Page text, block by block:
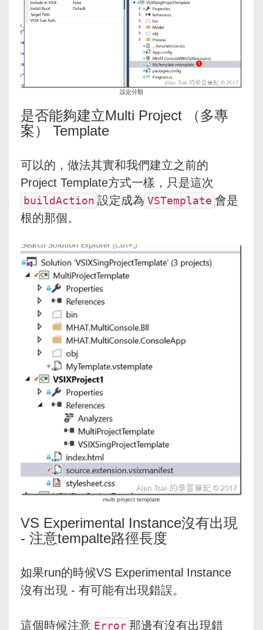
設定分類
是否能夠建立Multi Project （多專
案） Template
可以的，做法其實和我們建立之前的
Project Template方式一樣，只是這次
buildAction 設定成為 VSTemplate 會是
根的那個。
multi project template
VS Experimental Instance沒有出現
- 注意tempalte路徑長度
如果run的時候VS Experimental Instance
沒有出現 - 有可能有出現錯誤。
這個時候注意 Error 那邊有沒有出現錯